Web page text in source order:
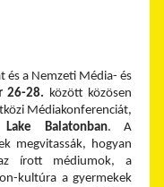
és a Nemzeti Média- és
26-28. között közösen
Médiakonferenciát,
Balatonban. A
megvitassák, hogyan
írott médiumok, a
kultúra a gyermekek